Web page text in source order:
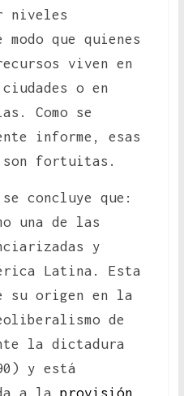
niveles
modo que quienes
viven en
o en
Como se
informe, esas
fortuitas.
concluye que:
una de las
y
Latina. Esta
su origen en la
de
la dictadura
y está